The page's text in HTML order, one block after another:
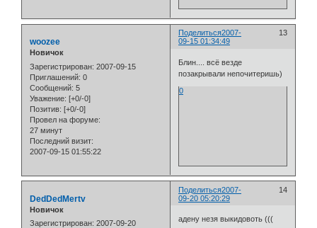
Поделиться 13
2007-
09-15 01:34:49
woozee
Новичок
Зарегистрирован: 2007-09-15
Приглашений: 0
Сообщений: 5
Уважение: [+0/-0]
Позитив: [+0/-0]
Провел на форуме:
27 минут
Последний визит:
2007-09-15 01:55:22
Блин.... всё везде
позакрывали непочитеришь)
0
Поделиться 14
2007-
09-20 05:20:29
DedDedMertv
Новичок
Зарегистрирован: 2007-09-20
адену незя выкидовоть (((